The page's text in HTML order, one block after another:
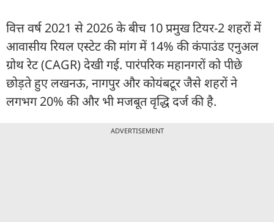
वित्त वर्ष 2021 से 2026 के बीच 10 प्रमुख टियर-2 शहरों में
आवासीय रियल एस्टेट की मांग में 14% की कंपाउंड एनुअल
ग्रोथ रेट (CAGR) देखी गई. पारंपरिक महानगरों को पीछे
छोड़ते हुए लखनऊ, नागपुर और कोयंबटूर जैसे शहरों ने
लगभग 20% की और भी मजबूत वृद्धि दर्ज की है.
ADVERTISEMENT